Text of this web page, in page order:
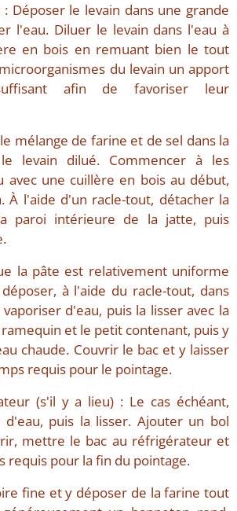
Déposer le levain dans une grande
l'eau. Diluer le levain dans l'eau à
en bois en remuant bien le tout
du levain un apport
afin de favoriser leur
mélange de farine et de sel dans la
levain dilué. Commencer à les
avec une cuillère en bois au début,
À l'aide d'un racle-tout, détacher la
paroi intérieure de la jatte, puis
la pâte est relativement uniforme
à l'aide du racle-tout, dans
d'eau, puis la lisser avec la
et le petit contenant, puis y
chaude. Couvrir le bac et y laisser
requis pour le pointage.
(s'il y a lieu) : Le cas échéant,
d'eau, puis la lisser. Ajouter un bol
mettre le bac au réfrigérateur et
requis pour la fin du pointage.
fine et y déposer de la farine tout